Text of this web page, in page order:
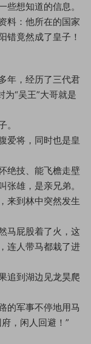
想知道的信息。
料：他所在的国家
错竟然成了皇子！
年，经历了三代君
为“吴王”大哥就是
爱将，同时也是皇
绝技、能飞檐走壁
雄，是亲兄弟。
来到林中突然发生
马屁股着了火，这
连人带马都栽了进
追到湖边见龙昊爬
的军事不停地用马
，闲人回避！”